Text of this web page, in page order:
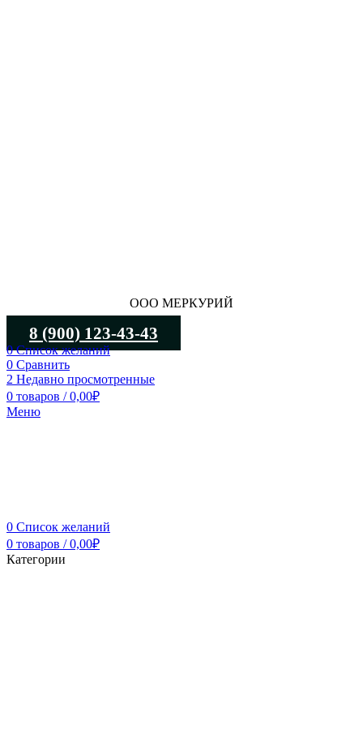
ООО МЕРКУРИЙ
8 (900) 123-43-43
0Список желаний
0 Сравнить
2 Недавно просмотренные
0 товаров / 0,00₽
Меню
0 Список желаний
0 товаров / 0,00₽
Категории